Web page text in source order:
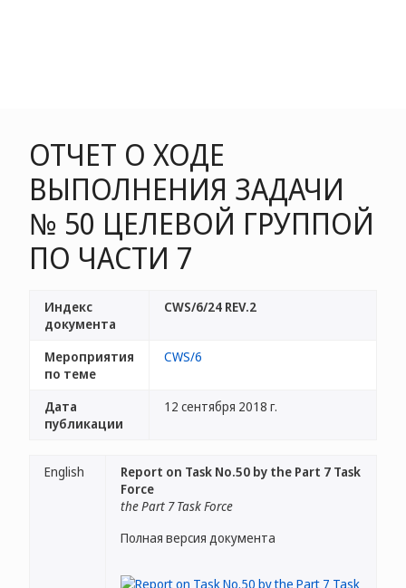
ОТЧЕТ О ХОДЕ
ВЫПОЛНЕНИЯ ЗАДАЧИ
№ 50 ЦЕЛЕВОЙ ГРУППОЙ
ПО ЧАСТИ 7
Индекс
документа
CWS/6/24 REV.2
Мероприятия
по теме
CWS/6
Дата
публикации
12 сентября 2018 г.
English
Report on Task No.50 by the Part 7 Task
Force
the Part 7 Task Force
Полная версия документа